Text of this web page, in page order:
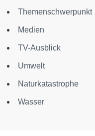
Themenschwerpunkt
Medien
TV-Ausblick
Umwelt
Naturkatastrophe
Wasser